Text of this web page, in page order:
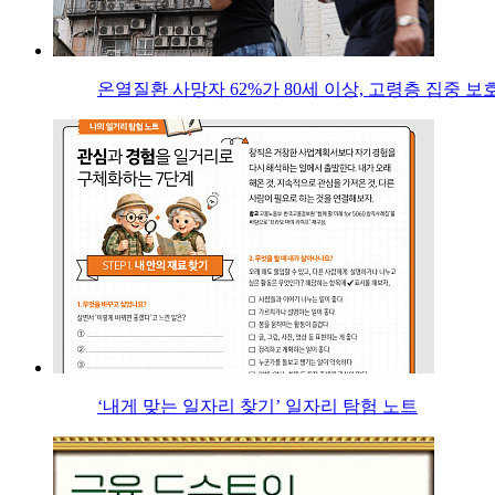
온열질환 사망자 62%가 80세 이상, 고령층 집중 보
‘내게 맞는 일자리 찾기’ 일자리 탐험 노트